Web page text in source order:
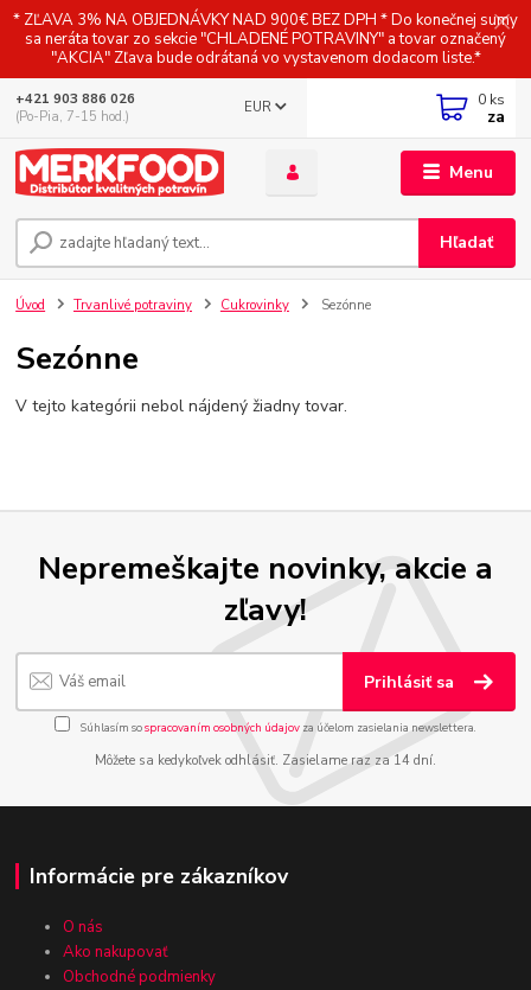
* ZĽAVA 3% NA OBJEDNÁVKY NAD 900€ BEZ DPH * Do konečnej sumy
sa neráta tovar zo sekcie "CHLADENÉ POTRAVINY" a tovar označený
"AKCIA" Zľava bude odrátaná vo vystavenom dodacom liste.*
Menu
EUR
Hľadať
+421 903 886 026
(Po-Pia, 7-15 hod.)
0 ks
za
Úvod Trvanlivé potraviny Cukrovinky Sezónne
Sezónne
V tejto kategórii nebol nájdený žiadny tovar.
Nepremeškajte novinky, akcie a
zľavy!
Prihlásiť sa
Súhlasím sospracovaním osobných údajov za účelom zasielania newslettera.
Môžete sa kedykoľvek odhlásiť. Zasielame raz za 14 dní.
Informácie pre zákazníkov
O nás
Ako nakupovať
Obchodné podmienky